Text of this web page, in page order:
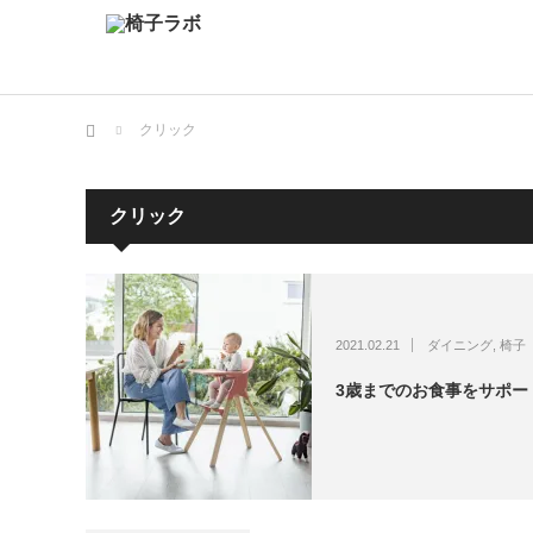
ホーム クリック
クリック
2021.02.21 ダイニング 椅子
3歳までのお食事をサポ